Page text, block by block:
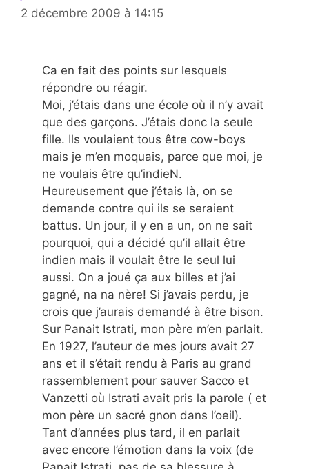
2 décembre 2009 à 14:15
Ca en fait des points sur lesquels
répondre ou réagir.
Moi, j’étais dans une école où il n’y avait
que des garçons. J’étais donc la seule
fille. Ils voulaient tous être cow-boys
mais je m’en moquais, parce que moi, je
ne voulais être qu’indieN.
Heureusement que j’étais là, on se
demande contre qui ils se seraient
battus. Un jour, il y en a un, on ne sait
pourquoi, qui a décidé qu’il allait être
indien mais il voulait être le seul lui
aussi. On a joué ça aux billes et j’ai
gagné, na na nère! Si j’avais perdu, je
crois que j’aurais demandé à être bison.
Sur Panait Istrati, mon père m’en parlait.
En 1927, l’auteur de mes jours avait 27
ans et il s’était rendu à Paris au grand
rassemblement pour sauver Sacco et
Vanzetti où Istrati avait pris la parole ( et
mon père un sacré gnon dans l’oeil).
Tant d’années plus tard, il en parlait
avec encore l’émotion dans la voix (de